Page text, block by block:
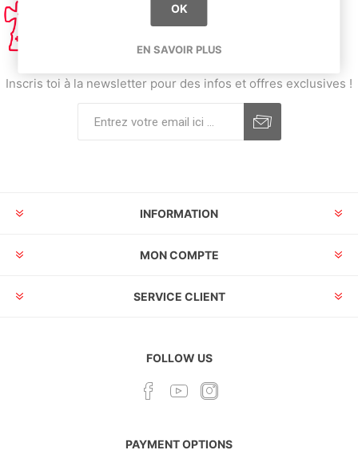
Inscris toi à la newsletter pour des infos et offres exclusives !
INFORMATION
MON COMPTE
SERVICE CLIENT
FOLLOW US
PAYMENT OPTIONS
OK
EN SAVOIR PLUS